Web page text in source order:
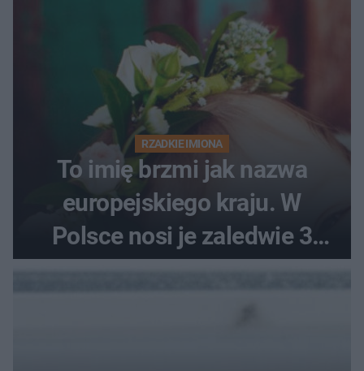
RZADKIE IMIONA
To imię brzmi jak nazwa
europejskiego kraju. W
Polsce nosi je zaledwie 3
kobiety